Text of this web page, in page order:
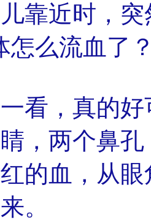
近时，突
怎么流血了
，真的好
，两个鼻
的血，从
。